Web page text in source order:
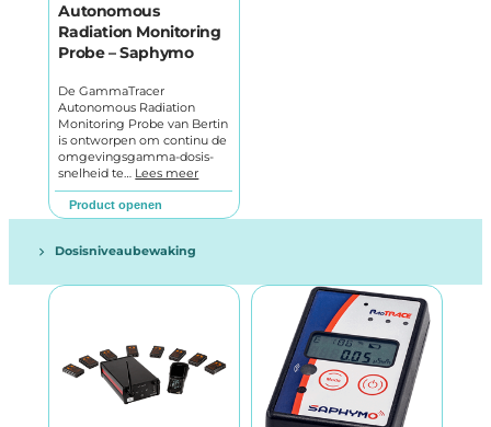
Autonomous
Radiation Monitoring
Probe – Saphymo
De GammaTracer
Autonomous Radiation
Monitoring Probe van Bertin
is ontworpen om continu de
omgevingsgamma-dosis-
snelheid te… Lees meer
Product openen
Dosisniveaubewaking